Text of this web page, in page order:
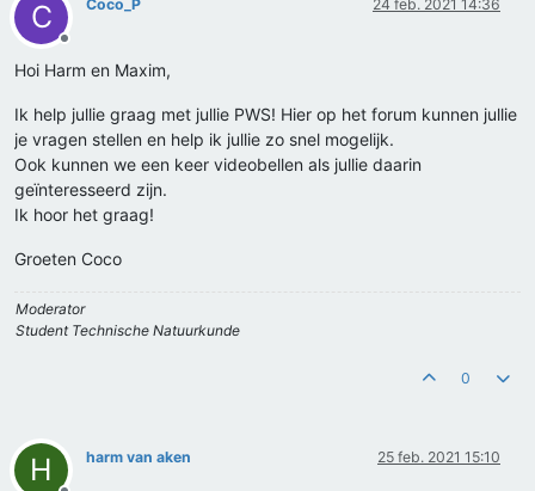
C
Offline
Coco_P 24 feb. 2021 14:36
Hoi Harm en Maxim,
Ik help jullie graag met jullie PWS! Hier op het forum kunnen jullie
je vragen stellen en help ik jullie zo snel mogelijk.
Ook kunnen we een keer videobellen als jullie daarin
geïnteresseerd zijn.
Ik hoor het graag!
Groeten Coco
Moderator
Student Technische Natuurkunde
0
H harm van aken 25 feb. 2021 15:10